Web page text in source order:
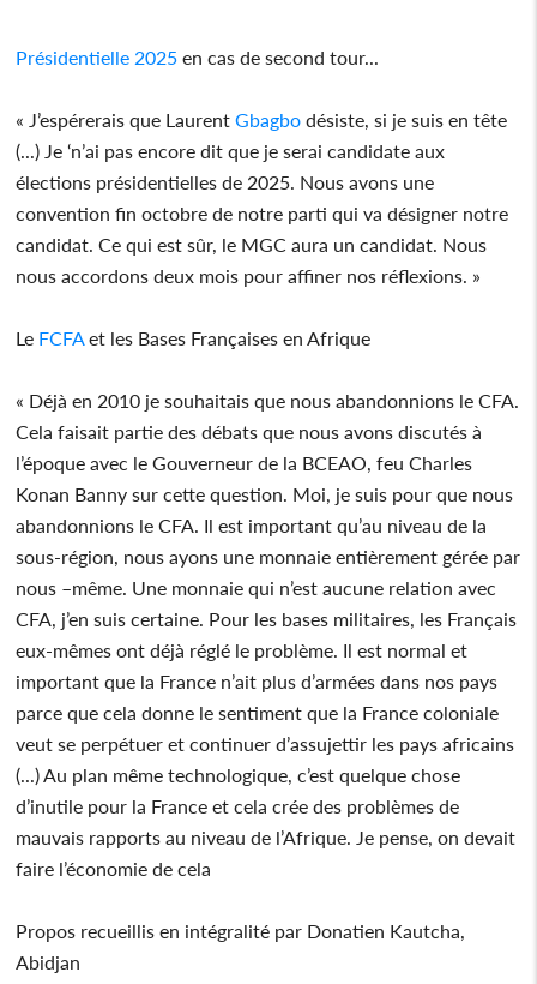
Présidentielle 2025 en cas de second tour...
« J’espérerais que LaurentGbagbo désiste, si je suis en tête
(...) Je ‘n’ai pas encore dit que je serai candidate aux
élections présidentielles de 2025. Nous avons une
convention fin octobre de notre parti qui va désigner notre
candidat. Ce qui est sûr, le MGC aura un candidat. Nous
nous accordons deux mois pour affiner nos réflexions. »
Le FCFA et les Bases Françaises en Afrique
« Déjà en 2010 je souhaitais que nous abandonnions le CFA.
Cela faisait partie des débats que nous avons discutés à
l’époque avec le Gouverneur de la BCEAO, feu Charles
Konan Banny sur cette question. Moi, je suis pour que nous
abandonnions le CFA. Il est important qu’au niveau de la
sous-région, nous ayons une monnaie entièrement gérée par
nous –même. Une monnaie qui n’est aucune relation avec
CFA, j’en suis certaine. Pour les bases militaires, les Français
eux-mêmes ont déjà réglé le problème. Il est normal et
important que la France n’ait plus d’armées dans nos pays
parce que cela donne le sentiment que la France coloniale
veut se perpétuer et continuer d’assujettir les pays africains
(...) Au plan même technologique, c’est quelque chose
d’inutile pour la France et cela crée des problèmes de
mauvais rapports au niveau de l’Afrique. Je pense, on devait
faire l’économie de cela
Propos recueillis en intégralité par Donatien Kautcha,
Abidjan